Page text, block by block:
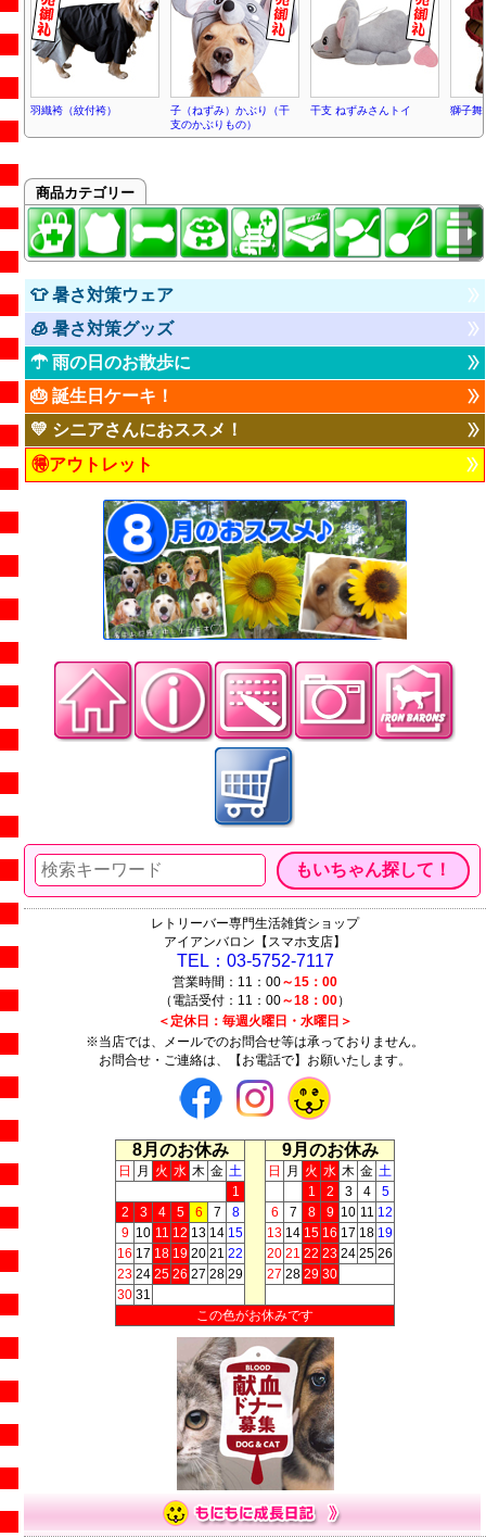
羽織袴（紋付袴）
子（ねずみ）かぶり（干
支のかぶりもの）
干支 ねずみさんトイ 獅子舞
商品カテゴリー
👕 暑さ対策ウェア
🧊 暑さ対策グッズ
☂ 雨の日のお散歩に
🎂 誕生日ケーキ！
💛 シニアさんにおススメ！
🉐アウトレット
レトリーバー専門生活雑貨ショップ
アイアンバロン【スマホ支店】
TEL：03-5752-7117
営業時間：11：00～15：00
（電話受付：11：00～18：00）
＜定休日：毎週火曜日・水曜日＞
※当店では、メールでのお問合せ等は承っておりません。
お問合せ・ご連絡は、【お電話で】お願いたします。
8月のお休み 9月のお休み
日 月 火 水 木 金 土 日 月 火 水 木 金 土
1
1 2 3 4
5
2
3 4 5 6 7 8 6 7 8 9 10 11 12
9 10 11 12 13 14 15 13 14 15 16 17 18 19
16 17 18 19 20 21 22 20 21 22 23 24 25 26
23 24 25 26 27 28 29 27 28 29 30
30 31
この色がお休みです